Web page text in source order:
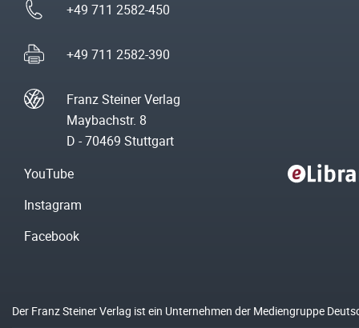
+49 711 2582-450
+49 711 2582-390
Franz Steiner Verlag
Maybachstr. 8
D - 70469 Stuttgart
YouTube
Instagram
Facebook
Der Franz Steiner Verlag ist ein Unternehmen der Mediengruppe